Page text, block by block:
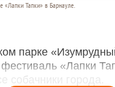
«Лапки Тапки» в Барнауле.
парке
«Лапки
собачники города.